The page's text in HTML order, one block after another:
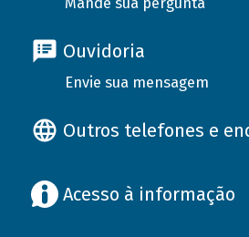
Ouvidoria
Envie sua mensagem
Outros telefones e
Acesso à informação